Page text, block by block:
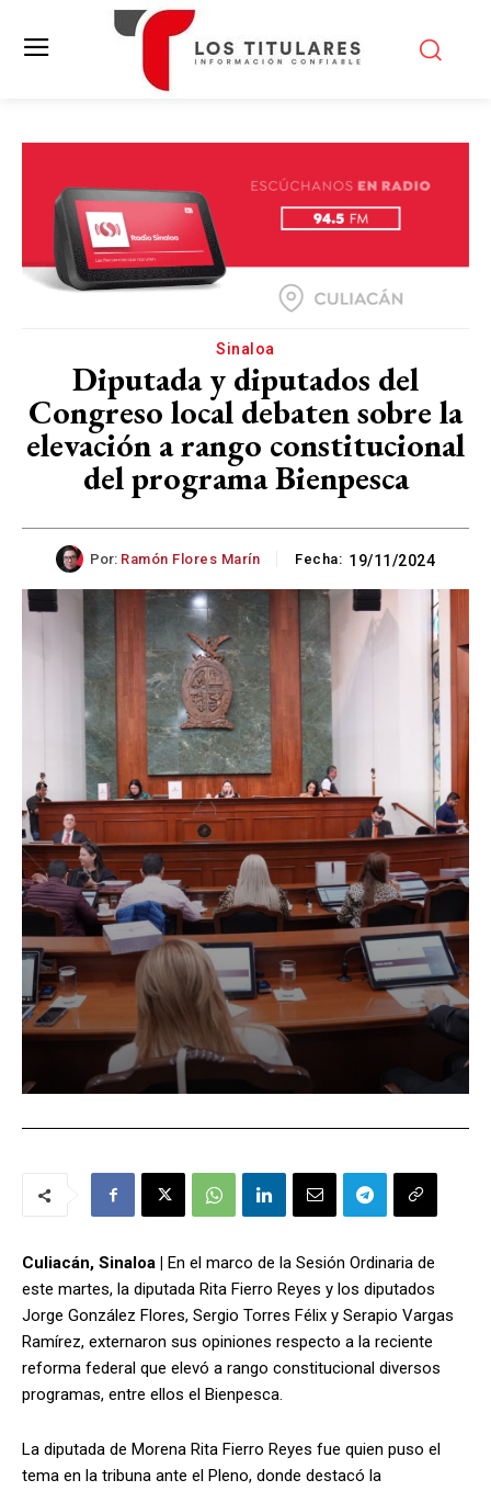
Sinaloa
Diputada y diputados del
Congreso local debaten sobre la
elevación a rango constitucional
del programa Bienpesca
Por: Ramón Flores Marín Fecha: 19/11/2024
Culiacán, Sinaloa | En el marco de la Sesión Ordinaria de
este martes, la diputada Rita Fierro Reyes y los diputados
Jorge González Flores, Sergio Torres Félix y Serapio Vargas
Ramírez, externaron sus opiniones respecto a la reciente
reforma federal que elevó a rango constitucional diversos
programas, entre ellos el Bienpesca.
La diputada de Morena Rita Fierro Reyes fue quien puso el
tema en la tribuna ante el Pleno, donde destacó la